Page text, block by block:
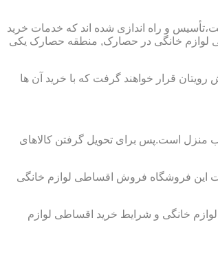
و راه اندازی شده اند که خدمات خرید
لوازم خانگی در حصارک, منطقه حصارک یکی
رویتان قرار خواهند گرفت که با خرید آن ها
منزل است.پس برای تحویل گرفتن کالاهای
این فروشگاه فروش اقساطی لوازم خانگی
خانگی و شرایط خرید اقساطی لوازم